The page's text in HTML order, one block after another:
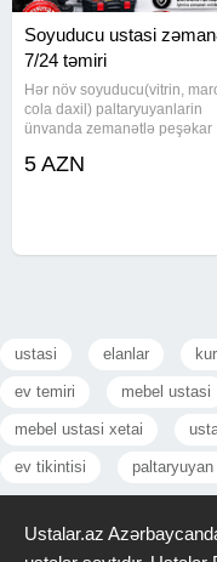
Soyuducu ustasi
7/24 təmiri
Hər növ soyuducu(vitrin,
cola daxil) paltaryuyanlarin
ünvanda zemanətlə peşəkar
HƏR BİR İŞİMİZƏ ZƏMANƏT
5 AZN
ustasi elanlar
ev temiri mebel ustasi
mebel ustasi xetai
ev tikintisi
Ustalar.az